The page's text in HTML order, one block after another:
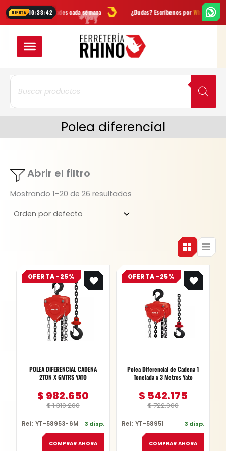
OFERTA 10:33:41
y novedades cada semana ¿Dudas? Escríbenos porWhatsApp
contenido
Búsqueda
productos
Polea diferencial
Abrir el filtro
Mostrando 1–20 de 26 resultados
VER EN VER EN LISTA
OFERTA -25%
POLEA DIFERENCIAL CADENA
2TON X 6MTRS YATO
$1.310.200
Original
price
was:
$ 1.310.200.
$ 982.650
Current
price
is:
$ 982.650.
Ref: YT-58953-6M 3 disp.
COMPRAR AHORA
OFERTA -25%
Polea Diferencial de Cadena 1
Tonelada x 3 Metros Yato
$722.900
Original
price
was:
$ 722.900.
$ 542.175
Current
price
is:
$ 542.175.
Ref: YT-58951 3 disp.
COMPRAR AHORA